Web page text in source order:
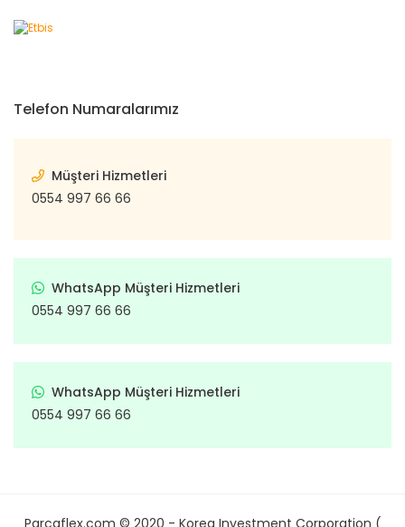
Telefon Numaralarımız
Müşteri Hizmetleri
0554 997 66 66
WhatsApp Müşteri Hizmetleri
0554 997 66 66
WhatsApp Müşteri Hizmetleri
0554 997 66 66
Parcaflex.com © 2020 - Korea Investment Corporation (